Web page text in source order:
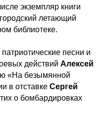
экземпляр книги
летающий
библиотеке.
песни и
действий Алексей
«На безымянной
в отставке Сергей
о бомбардировках